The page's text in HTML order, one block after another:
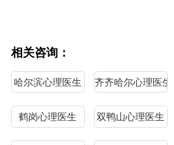
相关咨询：
哈尔滨心理医生 齐齐哈尔心理医生
鹤岗心理医生 双鸭山心理医生